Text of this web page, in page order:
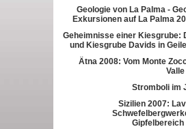
Geologie von La Palma -
Exkursionen auf La Palma
Geheimnisse einer Kiesgrube:
und Kiesgrube Davids in
Ätna 2008: Vom Monte
Stromboli im
Sizilien 2007:
Gipfelbereich